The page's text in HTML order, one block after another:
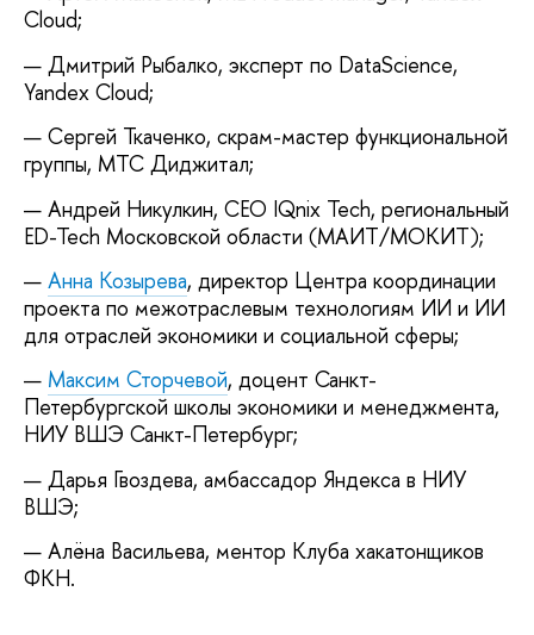
Cloud;
— Дмитрий Рыбалко, эксперт по DataScience,
Yandex Cloud;
— Сергей Ткаченко, скрам-мастер функциональной
группы, МТС Диджитал;
— Андрей Никулкин, CEO IQnix Tech, региональный
ED-Tech Московской области (МАИТ/МОКИТ);
— Анна Козырева, директор Центра координации
проекта по межотраслевым технологиям ИИ и ИИ
для отраслей экономики и социальной сферы;
— Максим Сторчевой, доцент Санкт-
Петербургской школы экономики и менеджмента,
НИУ ВШЭ Санкт-Петербург;
— Дарья Гвоздева, амбассадор Яндекса в НИУ
ВШЭ;
— Алёна Васильева, ментор Клуба хакатонщиков
ФКН.